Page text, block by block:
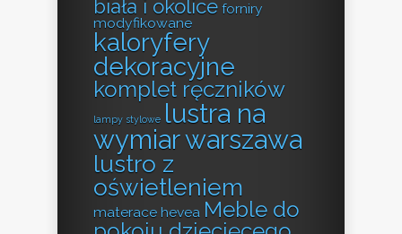
biała i okolice forniry
modyfikowane
kaloryfery
dekoracyjne
komplet ręczników
lampy stylowe lustra na
wymiar warszawa
lustro z
oświetleniem
materace hevea Meble do